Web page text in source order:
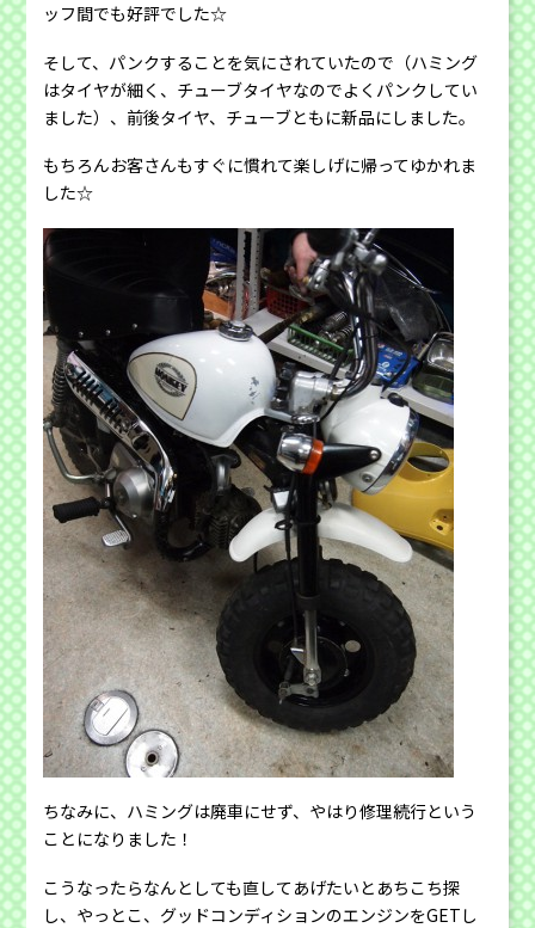
ッフ間でも好評でした☆
そして、パンクすることを気にされていたので（ハミング
はタイヤが細く、チューブタイヤなのでよくパンクしてい
ました）、前後タイヤ、チューブともに新品にしました。
もちろんお客さんもすぐに慣れて楽しげに帰ってゆかれま
した☆
ちなみに、ハミングは廃車にせず、やはり修理続行という
ことになりました！
こうなったらなんとしても直してあげたいとあちこち探
し、やっとこ、グッドコンディションのエンジンをGETし